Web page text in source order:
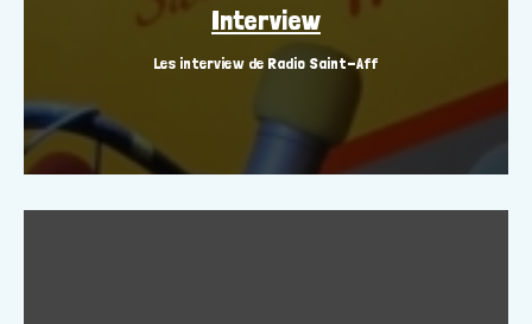
Interview
Les interview de Radio Saint-Aff